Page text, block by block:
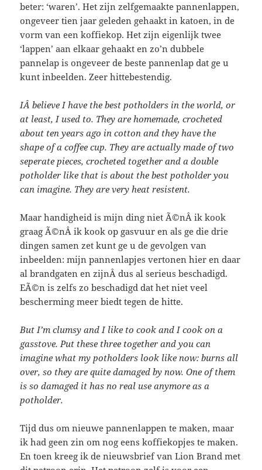
beter: ‘waren’. Het zijn zelfgemaakte pannenlappen,
ongeveer tien jaar geleden gehaakt in katoen, in de
vorm van een koffiekop. Het zijn eigenlijk twee
‘lappen’ aan elkaar gehaakt en zo’n dubbele
pannelap is ongeveer de beste pannenlap dat ge u
kunt inbeelden. Zeer hittebestendig.
IÂ believe I have the best potholders in the world, or
at least, I used to. They are homemade, crocheted
about ten years ago in cotton and they have the
shape of a coffee cup. They are actually made of two
seperate pieces, crocheted together and a double
potholder like that is about the best potholder you
can imagine. They are very heat resistent.
Maar handigheid is mijn ding niet Ã©nÂ ik kook
graag Ã©nÂ ik kook op gasvuur en als ge die drie
dingen samen zet kunt ge u de gevolgen van
inbeelden: mijn pannenlapjes vertonen hier en daar
al brandgaten en zijnÂ dus al serieus beschadigd.
EÃ©n is zelfs zo beschadigd dat het niet veel
bescherming meer biedt tegen de hitte.
But I’m clumsy and I like to cook and I cook on a
gasstove. Put these three together and you can
imagine what my potholders look like now: burns all
over, so they are quite damaged by now. One of them
is so damaged it has no real use anymore as a
potholder.
Tijd dus om nieuwe pannenlappen te maken, maar
ik had geen zin om nog eens koffiekopjes te maken.
En toen kreeg ik de nieuwsbrief van Lion Brand met